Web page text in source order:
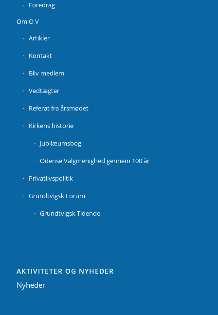
Foredrag
Om O V
Artikler
Kontakt
Bliv medlem
Vedtægter
Referat fra årsmødet
Kirkens historie
Jubilæumsbog
Odense Valgmenighed gennem 100 år
Privatlivspolitik
Grundtvigsk Forum
Grundtvigsk Tidende
AKTIVITETER OG NYHEDER
Nyheder